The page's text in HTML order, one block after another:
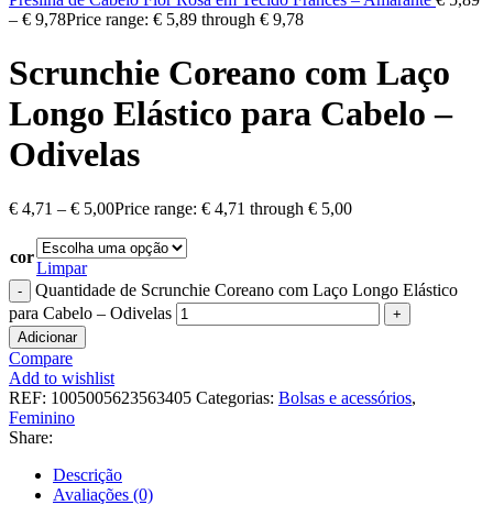
– € 9,78Price range: € 5,89 through € 9,78
Scrunchie Coreano com Laço
Longo Elástico para Cabelo –
Odivelas
€ 4,71 – € 5,00Price range: € 4,71 through € 5,00
cor
Limpar
Quantidade de Scrunchie Coreano com Laço Longo Elástico
para Cabelo – Odivelas
Adicionar
Compare
Add to wishlist
REF: 1005005623563405 Categorias: Bolsas e acessórios,
Feminino
Share:
Descrição
Avaliações (0)